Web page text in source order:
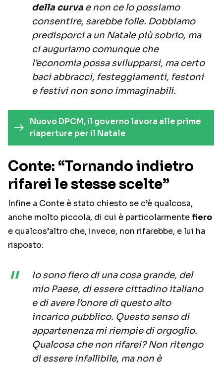
della curvae non ce lo possiamo
consentire, sarebbe folle. Dobbiamo
predisporci a un Natale più sobrio, ma
ci auguriamo comunque che
l’economia possa svilupparsi, ma certo
baci abbracci, festeggiamenti, festoni
e festivi non sono immaginabili.
Nuovo DPCM, il governo lavora alle prime
riaperture per il Natale
Conte: “Tornando indietro
rifarei le stesse scelte”
Infine a Conte è stato chiesto se c’è qualcosa,
anche molto piccola, di cui è particolarmente fiero
e qualcos’altro che, invece, non rifarebbe, e lui ha
risposto:
Io sono fiero di una cosa grande, del
mio Paese, di essere cittadino italiano
e di avere l’onore di questo alto
incarico pubblico. Questo senso di
appartenenza mi riempie di orgoglio.
Qualcosa che non rifarei? Non ritengo
di essere infallibile, ma non è